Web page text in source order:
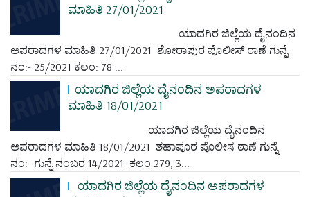
ಮಾಹಿತಿ 27/01/2021
ಯಾದಗಿರ ಜಿಲ್ಲೆಯ ದೈನಂದಿನ
ಅಪರಾದಗಳ ಮಾಹಿತಿ 27/01/2021 ಶೋರಾಪುರ ಪೊಲೀಸ್ ಠಾಣೆ ಗುನ್ನೆ
ನಂ:- 25/2021 ಕಲಂ: 78 ...
ಯಾದಗಿರ ಜಿಲ್ಲೆಯ ದೈನಂದಿನ ಅಪರಾದಗಳ
ಮಾಹಿತಿ 18/01/2021
ಯಾದಗಿರ ಜಿಲ್ಲೆಯ ದೈನಂದಿನ
ಅಪರಾದಗಳ ಮಾಹಿತಿ 18/01/2021 ಶಹಾಪೂರ ಪೊಲೀಸ ಠಾಣೆ ಗುನ್ನೆ
ನಂ:- ಗುನ್ನೆ ನಂಬರ 14/2021 ಕಲಂ 279, 3...
ಯಾದಗಿರ ಜಿಲ್ಲೆಯ ದೈನಂದಿನ ಅಪರಾದಗಳ